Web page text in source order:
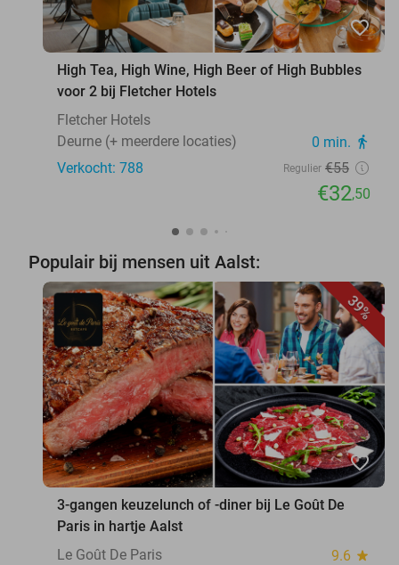
favorite_border
High Tea, High Wine, High Beer of High Bubbles
voor 2 bij Fletcher Hotels
Fletcher Hotels
Deurne (+ meerdere locaties)
0 min. directions_walk
Verkocht: 788 Regulier €55
€32,50
Populair bij mensen uit Aalst:
39%
favorite_border
3-gangen keuzelunch of -diner bij Le Goût De
Paris in hartje Aalst
Le Goût De Paris
9.6 star